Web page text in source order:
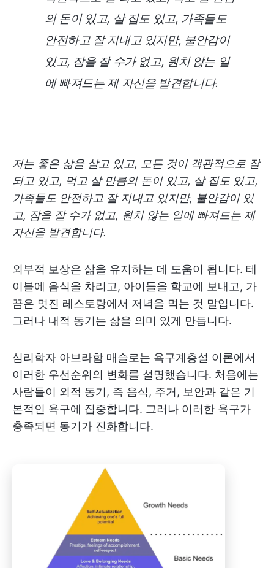
의 돈이 있고, 살 집도 있고, 가족들도
안전하고 잘 지내고 있지만, 불안감이
있고, 잠을 잘 수가 없고, 원치 않는 일
에 빠져드는 제 자신을 발견합니다.
저는 좋은 삶을 살고 있고, 모든 것이 객관적으로 잘
되고 있고, 먹고 살 만큼의 돈이 있고, 살 집도 있고,
가족들도 안전하고 잘 지내고 있지만, 불안감이 있
고, 잠을 잘 수가 없고, 원치 않는 일에 빠져드는 제
자신을 발견합니다.
외부적 보상은 삶을 유지하는 데 도움이 됩니다. 테
이블에 음식을 차리고, 아이들을 학교에 보내고, 가
끔은 멋진 레스토랑에서 저녁을 먹는 것 말입니다.
그러나 내적 동기는 삶을 의미 있게 만듭니다.
심리학자 아브라함 매슬로는 욕구계층설 이론에서
이러한 우선순위의 변화를 설명했습니다. 처음에는
사람들이 외적 동기, 즉 음식, 주거, 보안과 같은 기
본적인 욕구에 집중합니다. 그러나 이러한 욕구가
충족되면 동기가 진화합니다.